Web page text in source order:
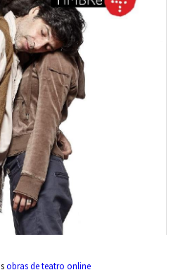
obras de teatro online